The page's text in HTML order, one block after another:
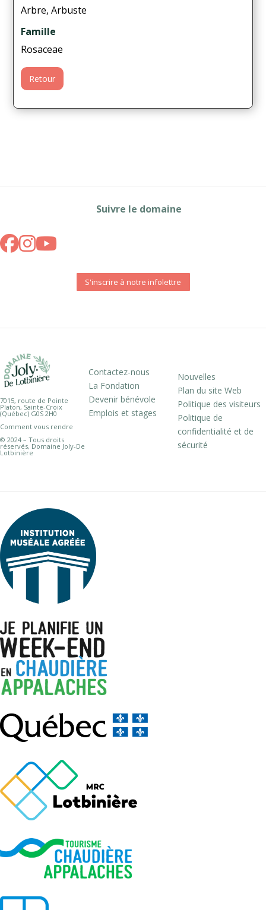
Arbre, Arbuste
Famille
Rosaceae
Retour
Suivre le domaine
S'inscrire à notre infolettre
7015, route de Pointe
Platon, Sainte-Croix
(Québec) G0S 2H0
Comment vous rendre
© 2024 – Tous droits
réservés, Domaine Joly-De
Lotbinière
Contactez-nous
La Fondation
Devenir bénévole
Emplois et stages
Nouvelles
Plan du site Web
Politique des visiteurs
Politique de
confidentialité et de
sécurité